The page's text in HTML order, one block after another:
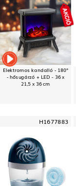
Elektromos kandalló - 180°
- hősugárzó + LED - 36 x
21,5 x 36 cm
H1677883